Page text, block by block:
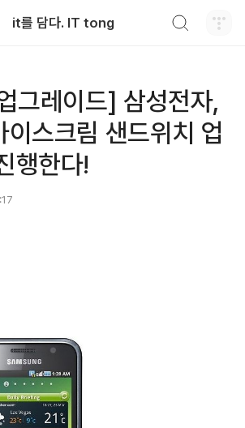
it를 담다. IT tong
그레이드] 삼성전자,
이스크림 샌드위치 업
행한다!